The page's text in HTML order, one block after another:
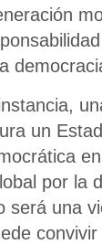
un
por la
será una